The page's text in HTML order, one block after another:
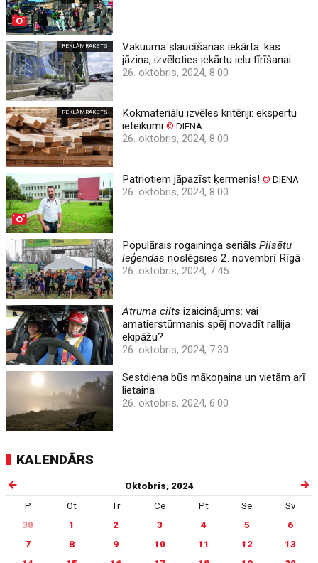
REKLĀMRAKSTS
Vakuuma slaucīšanas iekārta: kas
jāzina, izvēloties iekārtu ielu tīrīšanai
26. oktobris, 2024, 8:00
REKLĀMRAKSTS
Kokmateriālu izvēles kritēriji: ekspertu
ieteikumi© DIENA
26. oktobris, 2024, 8:00
Patriotiem jāpazīst ķermenis!© DIENA
26. oktobris, 2024, 8:00
Populārais rogaininga seriālsPilsētu
leģendas noslēgsies 2. novembrī Rīgā
26. oktobris, 2024, 7:45
Ātruma cilts izaicinājums: vai
amatierstūrmanis spēj novadīt rallija
ekipāžu?
26. oktobris, 2024, 7:30
Sestdiena būs mākoņaina un vietām arī
lietaina
26. oktobris, 2024, 6:00
KALENDĀRS
Oktobris, 2024
P
Ot Tr Ce Pt Se
Sv
30
1 2 3 4 5
6
7
8 9 10 11 12
13